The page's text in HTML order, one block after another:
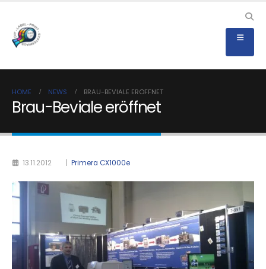
HOME NEWS BRAU-BEVIALE ERÖFFNET
Brau-Beviale eröffnet
13.11.2012 Primera CX1000e